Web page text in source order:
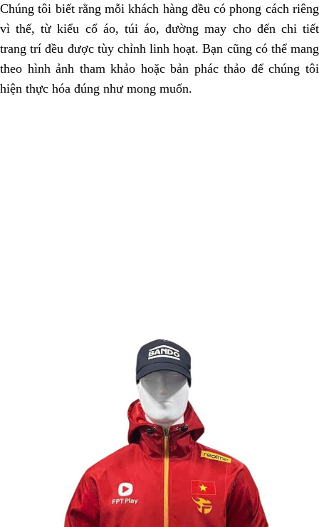
Chúng tôi biết rằng mỗi khách hàng đều có phong cách riêng
vì thế, từ kiểu cổ áo, túi áo, đường may cho đến chi tiết
trang trí đều được tùy chỉnh linh hoạt. Bạn cũng có thể mang
theo hình ảnh tham khảo hoặc bản phác thảo để chúng tôi
hiện thực hóa đúng như mong muốn.